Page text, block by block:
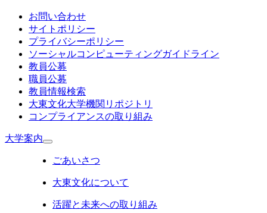
お問い合わせ
サイトポリシー
プライバシーポリシー
ソーシャルコンピューティングガイドライン
教員公募
職員公募
教員情報検索
大東文化大学機関リポジトリ
コンプライアンスの取り組み
大学案内
ごあいさつ
大東文化について
活躍と未来への取り組み